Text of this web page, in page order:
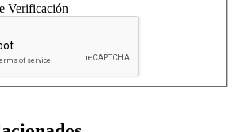
Verificación